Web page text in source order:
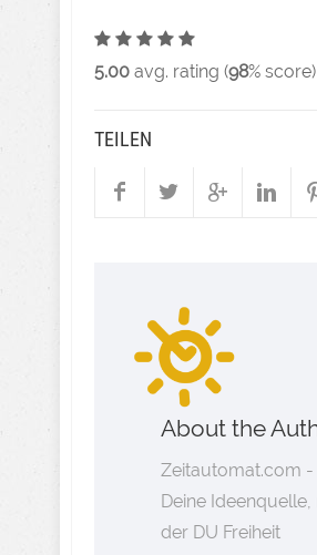
5.00 avg. rating (98%
TEILEN
About the
Zeitautomat.com -
Deine Ideenquelle,
der DU Freiheit